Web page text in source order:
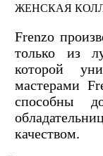
ЖЕНСКАЯ
Frenzo
только из
которой
мастерами
способны
качеством.